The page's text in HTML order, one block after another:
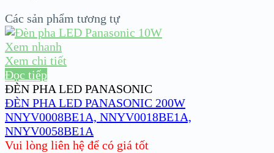
Các sản phẩm tương tự
Xem nhanh
Xem chi tiết
Đọc tiếp
ĐÈN PHA LED PANASONIC
ĐÈN PHA LED PANASONIC 200W
NNYV0008BE1A, NNYV0018BE1A,
NNYV0058BE1A
Vui lòng liên hệ để có giá tốt